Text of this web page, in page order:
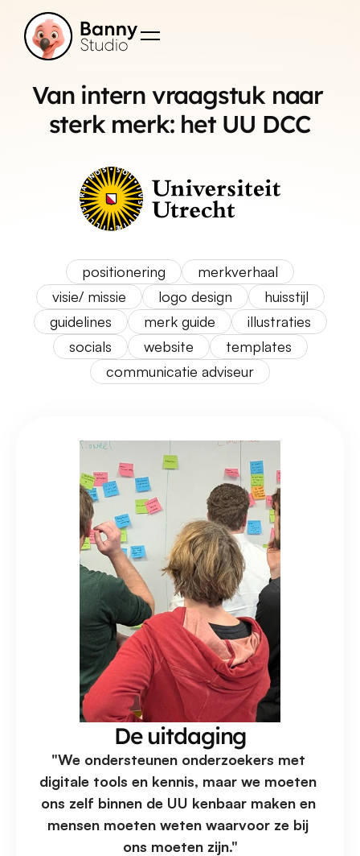
Van intern vraagstuk naar
sterk merk: het UU DCC
positionering
merkverhaal
visie/ missie
logo design
huisstijl
guidelines
merk guide
illustraties
socials
website
templates
communicatie adviseur
De uitdaging
"We ondersteunen onderzoekers met
digitale tools en kennis, maar we moeten
ons zelf binnen de UU kenbaar maken en
mensen moeten weten waarvoor ze bij
ons moeten zijn."